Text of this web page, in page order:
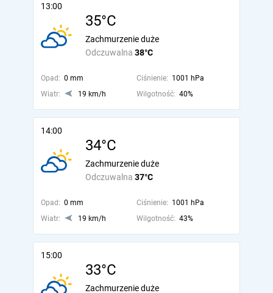
13:00
35°C
Odczuwalna 38°C
Zachmurzenie duże
Opad: 0 mm Ciśnienie: 1001 hPa
Wiatr:
19 km/h Wilgotność: 40%
14:00
34°C
Odczuwalna 37°C
Zachmurzenie duże
Opad: 0 mm Ciśnienie: 1001 hPa
Wiatr:
19 km/h Wilgotność: 43%
15:00
33°C
Zachmurzenie duże